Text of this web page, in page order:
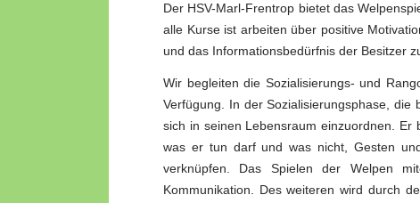
Der HSV-Marl-Frentrop bietet das
alle Kurse ist arbeiten über positive
und das Informationsbedürfnis der Besitzer
Wir begleiten die Sozialisierungs- und
Verfügung. In der Sozialisierungsphase,
sich in seinen Lebensraum einzuordnen.
was er tun darf und was nicht, Gesten
verknüpfen. Das Spielen der Welpen
Kommunikation. Des weiteren wird durch